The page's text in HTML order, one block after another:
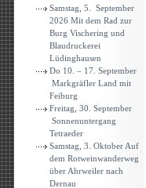
Samstag, 5. September
2026 Mit dem Rad zur
Burg Vischering und
Blaudruckerei
Lüdinghausen
Do 10. – 17. September
Markgräfler Land mit
Feiburg
Freitag, 30. September
Sonnenuntergang
Tetraeder
Samstag, 3. Oktober Auf
dem Rotweinwanderweg
über Ahrweiler nach
Dernau